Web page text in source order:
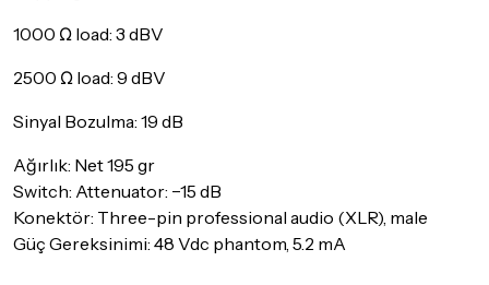
1000 Ω load: 3 dBV
2500 Ω load: 9 dBV
Sinyal Bozulma: 19 dB
Ağırlık: Net 195 gr
Switch: Attenuator: −15 dB
Konektör: Three-pin professional audio (XLR), male
Güç Gereksinimi: 48 Vdc phantom, 5.2 mA